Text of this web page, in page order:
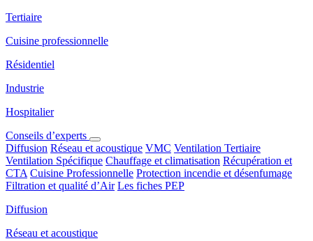
Tertiaire
Cuisine professionnelle
Résidentiel
Industrie
Hospitalier
Conseils d’experts
Diffusion Réseau et acoustique VMC Ventilation Tertiaire
Ventilation Spécifique Chauffage et climatisation Récupération et
CTA Cuisine Professionnelle Protection incendie et désenfumage
Filtration et qualité d’Air Les fiches PEP
Diffusion
Réseau et acoustique